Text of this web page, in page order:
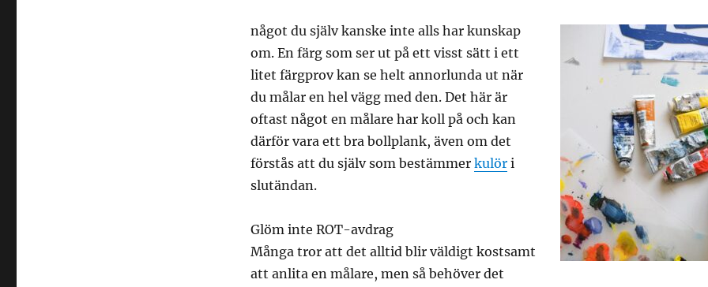
något du själv kanske inte alls har kunskap
om. En färg som ser ut på ett visst sätt i ett
litet färgprov kan se helt annorlunda ut när
du målar en hel vägg med den. Det här är
oftast något en målare har koll på och kan
därför vara ett bra bollplank, även om det
förstås att du själv som bestämmer kulöri
slutändan.
Glöm inte ROT-avdrag
Många tror att det alltid blir väldigt kostsamt
att anlita en målare, men så behöver det